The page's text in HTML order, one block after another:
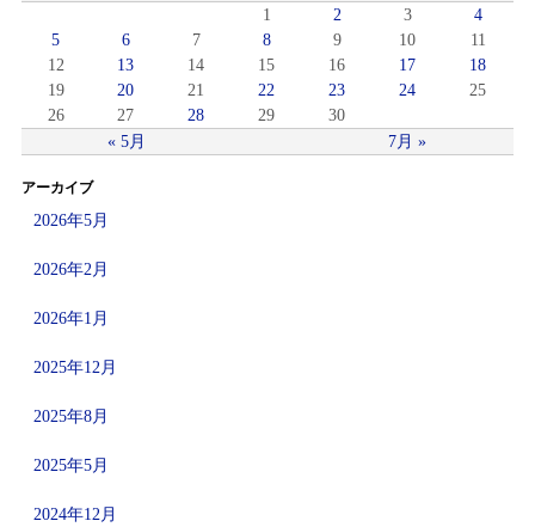
« 5月 7月 »
1 2 3
4
5
6 7 8 9 10
11
12
13 14 15 16 17
18
19
20 21 22 23 24
25
26
27 28 29 30
アーカイブ
2026年5月
2026年2月
2026年1月
2025年12月
2025年8月
2025年5月
2024年12月